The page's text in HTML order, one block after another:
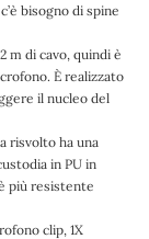
bisogno di spine
m di cavo, quindi è
È realizzato
il nucleo del
risvolto ha una
in PU in
più resistente
clip, 1X